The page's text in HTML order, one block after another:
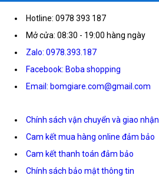
Hotline: 0978 393 187
Mở cửa: 08:30 - 19:00 hàng ngày
Zalo: 0978.393.187
Facebook: Boba shopping
Email: bomgiare.com@gmail.com
Chính sách vận chuyển và giao nhận
Cam kết mua hàng online đảm bảo
Cam kết thanh toán đảm bảo
Chính sách bảo mật thông tin